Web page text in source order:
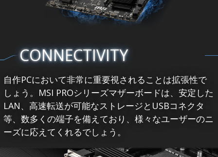
CONNECTIVITY
自作PCにおいて非常に重要視されることは拡張性で
しょう。MSI PROシリーズマザーボードは、安定した
LAN、高速転送が可能なストレージとUSBコネクタ
等、数多くの端子を備えており、様々なユーザーのニ
ーズに応えてくれるでしょう。